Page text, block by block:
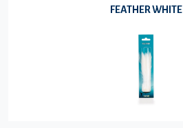
FEATHER WHITE